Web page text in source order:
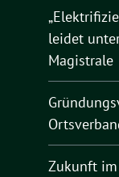
leidet
Magistrale
Zukunft im